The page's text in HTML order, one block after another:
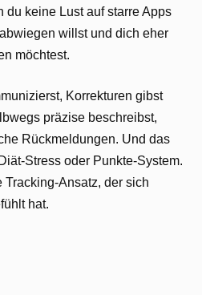
du keine Lust auf starre Apps
willst und dich eher
möchtest.
Korrekturen gibst
präzise beschreibst,
Rückmeldungen. Und das
Stress oder Punkte-System.
Tracking-Ansatz, der sich
hat.